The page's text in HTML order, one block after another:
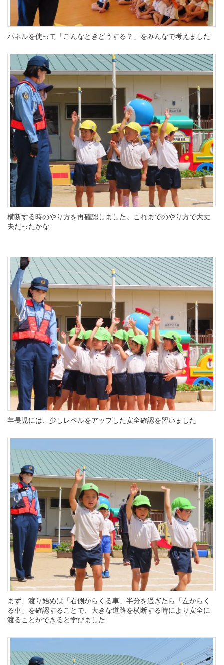
パネルを使って「こんなときどうする？」をみんなで考えました
横断する時のやり方を再確認しました。これまでのやり方で大丈
夫だったかな
年長児には、少しレベルをアップした安全確認を習いました
まず、渡り始めは「右側からくる車」半分を過ぎたら「左からく
る車」を確認することで、大きな道路を横断する時により安全に
渡ることができると学びました